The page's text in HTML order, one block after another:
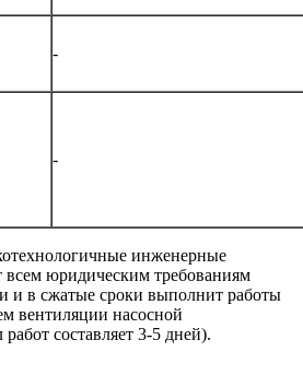
-
-
инженерные
всем юридическим требованиям
и в сжатые сроки выполнит работы
вентиляции насосной
составляет 3-5 дней).